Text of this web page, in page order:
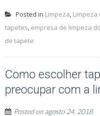
Posted in Limpeza, Limpeza
tapetes, empresa de limpeza
de tapete
Como escolher
preocupar com a
Posted on agosto 24, 2018